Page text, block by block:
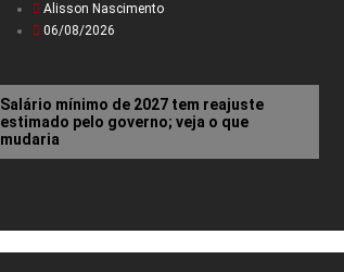
Alisson Nascimento
06/08/2026
Salário mínimo de 2027 tem reajuste
estimado pelo governo; veja o que
mudaria